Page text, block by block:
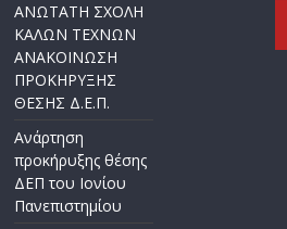
ΑΝΩΤΑΤΗ ΣΧΟΛΗ
ΚΑΛΩΝ ΤΕΧΝΩΝ
ΑΝΑΚΟΙΝΩΣΗ
ΠΡΟΚΗΡΥΞΗΣ
ΘΕΣΗΣ Δ.Ε.Π.
Ανάρτηση
προκήρυξης θέσης
ΔΕΠ του Ιονίου
Πανεπιστημίου